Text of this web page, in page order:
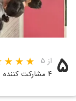
۵ از ۵
۴ مشارکت کننده